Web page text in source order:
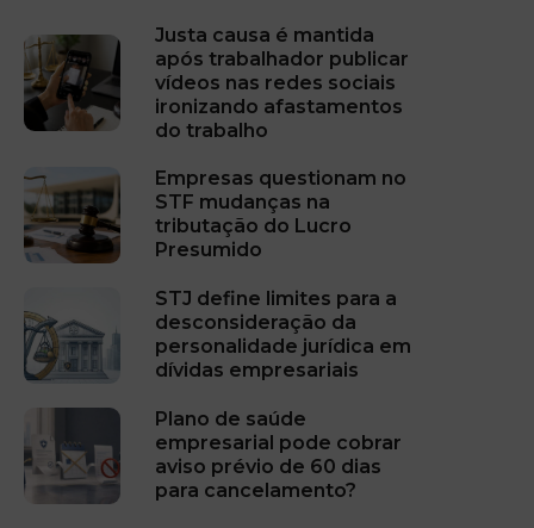
Justa causa é mantida
após trabalhador publicar
vídeos nas redes sociais
ironizando afastamentos
do trabalho
Empresas questionam no
STF mudanças na
tributação do Lucro
Presumido
STJ define limites para a
desconsideração da
personalidade jurídica em
dívidas empresariais
Plano de saúde
empresarial pode cobrar
aviso prévio de 60 dias
para cancelamento?